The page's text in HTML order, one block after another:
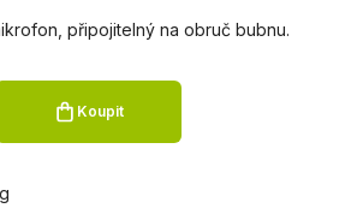
připojitelný na obruč bubnu.
Koupit